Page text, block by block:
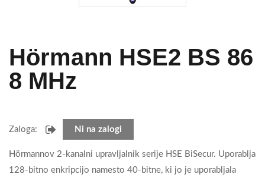
Hörmann HSE2 BS 86
8 MHz
Zaloga: Ni na zalogi
Hörmannov 2-kanalni upravljalnik serije HSE BiSecur. Uporablja
128-bitno enkripcijo namesto 40-bitne, ki jo je uporabljala